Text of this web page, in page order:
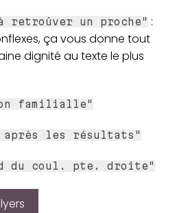
retroûver un proche" :
ça vous donne tout
dignité au texte le plus
familialle"
après les résultats"
du coul. pte. droite"